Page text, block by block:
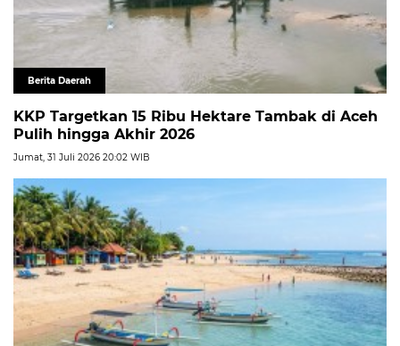
Berita Daerah
KKP Targetkan 15 Ribu Hektare Tambak di Aceh
Pulih hingga Akhir 2026
Jumat, 31 Juli 2026 20:02 WIB